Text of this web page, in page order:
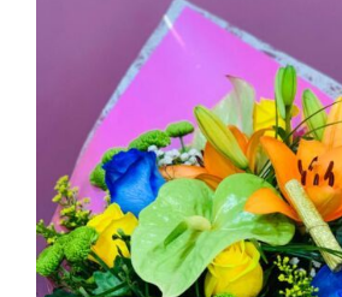
AÑADIR AL CARRITO
DETALLES